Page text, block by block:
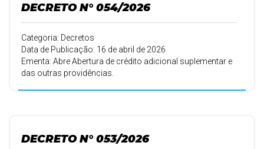
DECRETO N° 054/2026
Categoria: Decretos
Data de Publicação: 16 de abril de 2026
Ementa: Abre Abertura de crédito adicional suplementar e
das outras providências.
DECRETO N° 053/2026